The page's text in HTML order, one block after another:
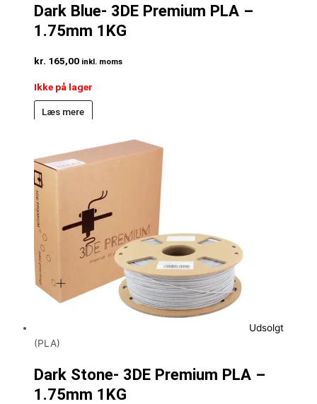
Dark Blue- 3DE Premium PLA –
1.75mm 1KG
kr. 165,00 inkl. moms
Ikke på lager
Læs mere
Udsolgt
(PLA)
Dark Stone- 3DE Premium PLA –
1.75mm 1KG